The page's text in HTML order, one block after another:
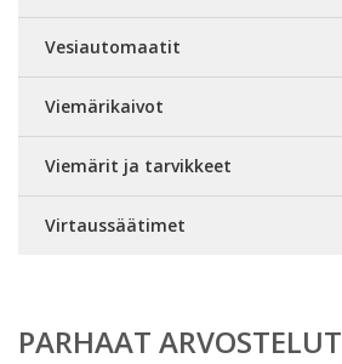
Vesiautomaatit
Viemärikaivot
Viemärit ja tarvikkeet
Virtaussäätimet
PARHAAT ARVOSTELUT